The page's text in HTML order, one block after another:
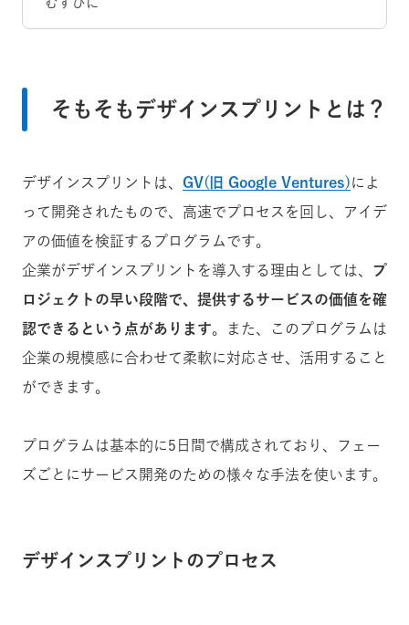
そもそもデザインスプリントとは？
デザインスプリントは、 GV(旧 Google Ventures)によ
って開発されたもので、高速でプロセスを回し、アイデ
アの価値を検証するプログラムです。
企業がデザインスプリントを導入する理由としては、 プ
ロジェクトの早い段階で、提供するサービスの価値を確
認できるという点があります。また、このプログラムは
企業の規模感に合わせて柔軟に対応させ、活用すること
ができます。
プログラムは基本的に5日間で構成されており、フェー
ズごとにサービス開発のための様々な手法を使います。
デザインスプリントのプロセス